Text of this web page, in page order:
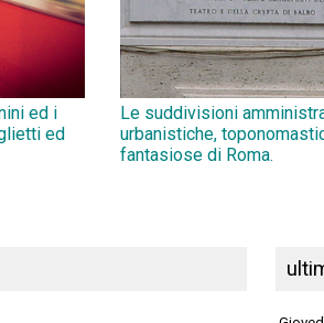
ed i
ed
Le suddivisioni
urbanistiche,
fantasiose di Roma.